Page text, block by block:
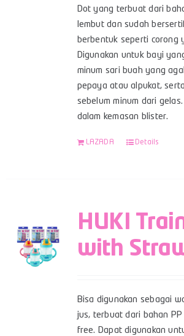
Dot yang terbuat dari
lembut dan sudah
berbentuk seperti corong
Digunakan untuk bayi
minum sari buah yang
pepaya atau alpukat,
sebelum minum dari
dalam kemasan blister.
LAZADA Details
HUKI
with
Bisa digunakan sebagai
jus, terbuat dari bahan
free. Dapat digunakan